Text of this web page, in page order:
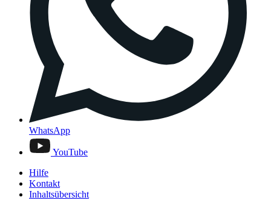
WhatsApp
YouTube
Hilfe
Kontakt
Inhaltsübersicht